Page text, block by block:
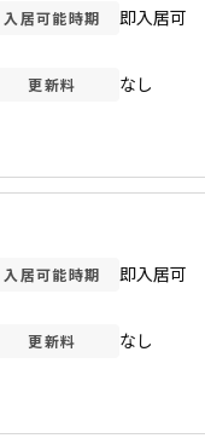
入居可能時期 即入居可
更新料 なし
入居可能時期 即入居可
更新料 なし